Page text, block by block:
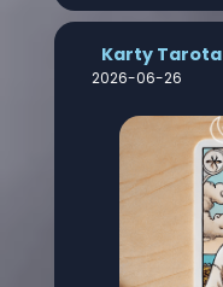
Karty Tarota
2026-06-26